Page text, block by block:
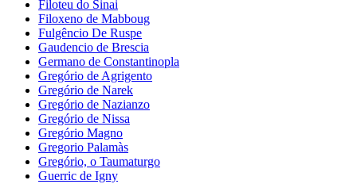
Filoteu do Sinai
Filoxeno de Mabboug
Fulgêncio De Ruspe
Gaudencio de Brescia
Germano de Constantinopla
Gregório de Agrigento
Gregório de Narek
Gregório de Nazianzo
Gregório de Nissa
Gregório Magno
Gregorio Palamàs
Gregório, o Taumaturgo
Guerric de Igny